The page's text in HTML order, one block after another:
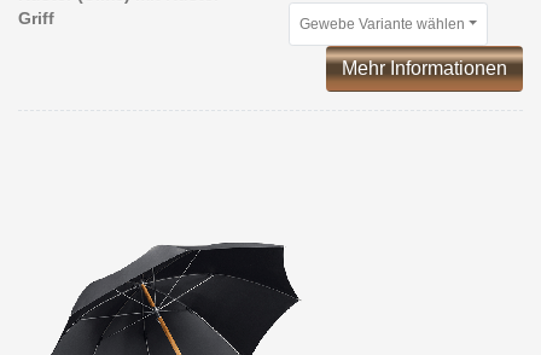
Griff
Gewebe Variante wählen
Mehr Informationen